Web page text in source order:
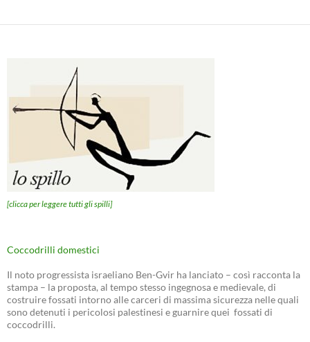
[clicca per leggere tutti gli spilli]
Coccodrilli domestici
Il noto progressista israeliano Ben-Gvir ha lanciato – così racconta la
stampa – la proposta, al tempo stesso ingegnosa e medievale, di
costruire fossati intorno alle carceri di massima sicurezza nelle quali
sono detenuti i pericolosi palestinesi e guarnire quei fossati di
coccodrilli.